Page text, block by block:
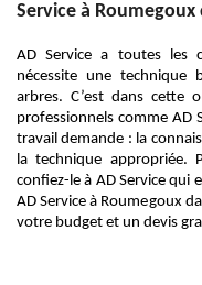
Service à Roumegoux
AD Service a toutes les
nécessite une technique
arbres. C’est dans cette
professionnels comme AD
travail demande : la
la technique appropriée.
confiez-le à AD Service qui
AD Service à Roumegoux
votre budget et un devis